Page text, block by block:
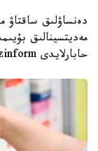
دەنساۋلىق ساقتاۋ
مەديتسينالىق
حابارلايدى Kazinform.